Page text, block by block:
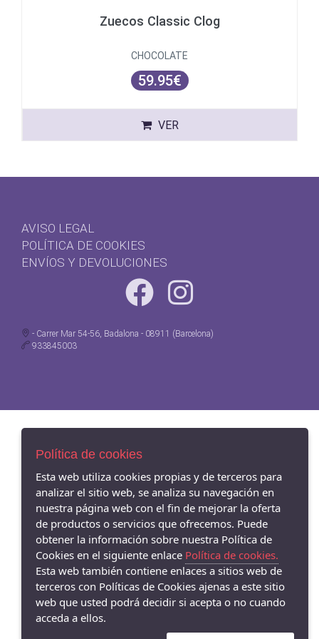
Zuecos Classic Clog
CHOCOLATE
59.95€
VER
AVISO LEGAL
POLÍTICA DE COOKIES
ENVÍOS Y DEVOLUCIONES
- Carrer Mar 54-56, Badalona - 08911 (Barcelona)
933845003
Política de cookies
Esta web utiliza cookies propias y de terceros para
analizar el sitio web, se analiza su navegación en
nuestra página web con el fin de mejorar la oferta
de productos o servicios que ofrecemos. Puede
obtener la información sobre nuestra Política de
Cookies en el siguiente enlace Política de cookies.
Esta web también contiene enlaces a sitios web de
terceros con Políticas de Cookies ajenas a este sitio
web que usted podrá decidir si acepta o no cuando
acceda a ellos.